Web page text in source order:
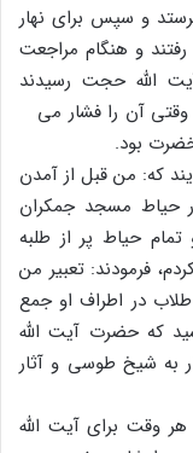
و سپس براى نهار
و هنگام مراجعت
الله حجت رسیدند
آن را فشار مى
بود.
که: من قبل از آمدن
حیاط مسجد جمکران
حیاط پر از طلبه
فرمودند: تعبیر من
در اطراف او جمع
که حضرت آیت الله
به شیخ طوسى و آثار
وقت براى آیت الله